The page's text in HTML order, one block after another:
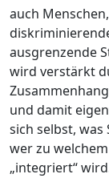
auch
ausgrenzende
wird verstärkt
und damit
sich selbst,
wer zu
„integriert“